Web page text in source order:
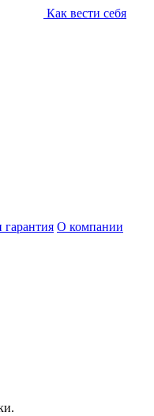
Как вести себя
гарантия О компании